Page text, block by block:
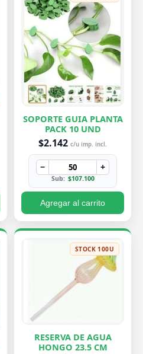
SOPORTE GUIA PLANTA
PACK 10 UND
$2.142 c/u imp. incl.
− +
Sub: $107.100
Agregar al carrito
STOCK 100U
RESERVA DE AGUA
HONGO 23.5 CM